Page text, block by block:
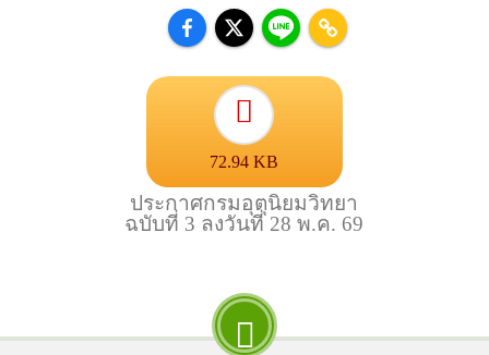
72.94 KB
ประกาศกรมอุตุนิยมวิทยา
ฉบับที่ 3 ลงวันที่ 28 พ.ค. 69